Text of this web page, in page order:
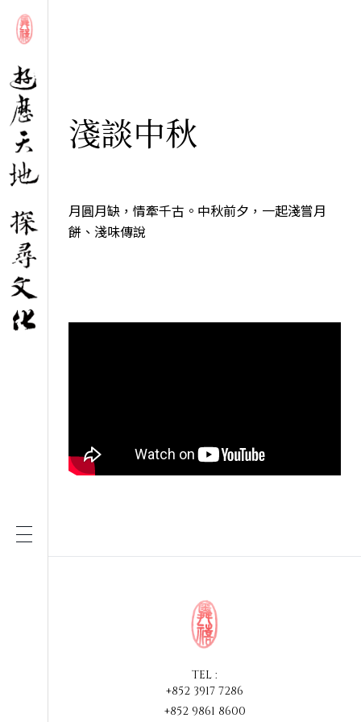
淺談中秋
月圓月缺，情牽千古。中秋前夕，一起淺嘗月
餅、淺味傳說
TEL :
+852 3917 7286
+852 9861 8600